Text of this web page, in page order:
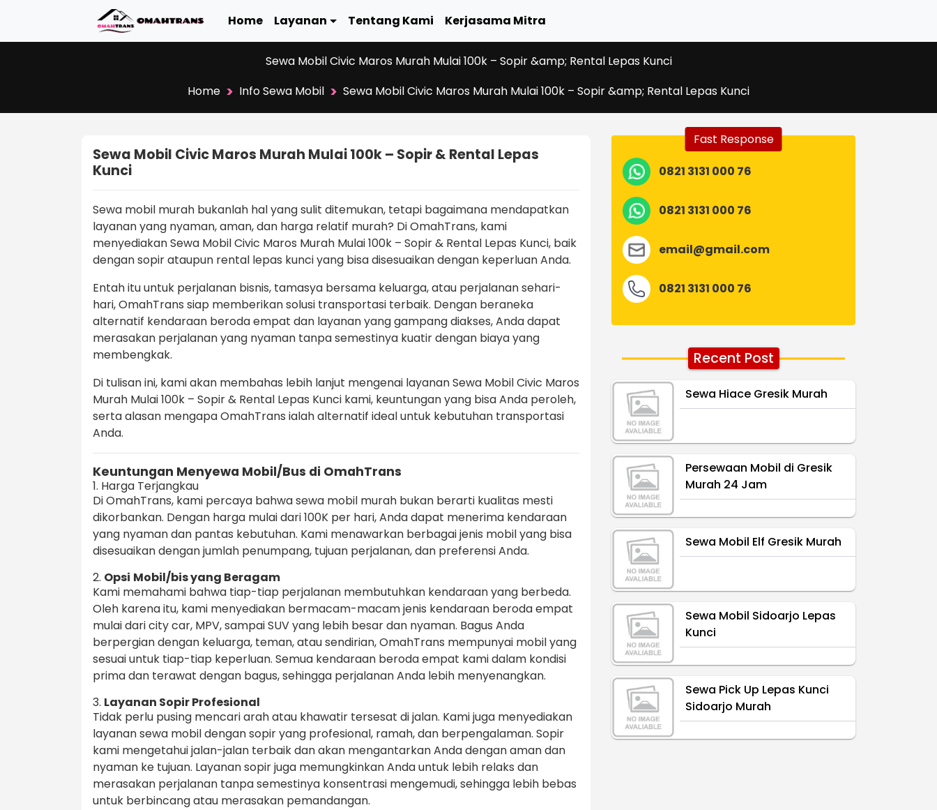
Home Layanan Tentang Kami Kerjasama Mitra
Sewa Mobil Civic Maros Murah Mulai 100k – Sopir &amp; Rental Lepas Kunci
Home > Info Sewa Mobil > Sewa Mobil Civic Maros Murah Mulai 100k – Sopir &amp; Rental Lepas Kunci
Sewa Mobil Civic Maros Murah Mulai 100k – Sopir & Rental Lepas
Kunci
Sewa mobil murah bukanlah hal yang sulit ditemukan, tetapi bagaimana mendapatkan
layanan yang nyaman, aman, dan harga relatif murah? Di OmahTrans, kami
menyediakan Sewa Mobil Civic Maros Murah Mulai 100k – Sopir & Rental Lepas Kunci, baik
dengan sopir ataupun rental lepas kunci yang bisa disesuaikan dengan keperluan Anda.
Entah itu untuk perjalanan bisnis, tamasya bersama keluarga, atau perjalanan sehari-
hari, OmahTrans siap memberikan solusi transportasi terbaik. Dengan beraneka
alternatif kendaraan beroda empat dan layanan yang gampang diakses, Anda dapat
merasakan perjalanan yang nyaman tanpa semestinya kuatir dengan biaya yang
membengkak.
Di tulisan ini, kami akan membahas lebih lanjut mengenai layanan Sewa Mobil Civic Maros
Murah Mulai 100k – Sopir & Rental Lepas Kunci kami, keuntungan yang bisa Anda peroleh,
serta alasan mengapa OmahTrans ialah alternatif ideal untuk kebutuhan transportasi
Anda.
Keuntungan Menyewa Mobil/Bus di OmahTrans
1. Harga Terjangkau
Di OmahTrans, kami percaya bahwa sewa mobil murah bukan berarti kualitas mesti
dikorbankan. Dengan harga mulai dari 100K per hari, Anda dapat menerima kendaraan
yang nyaman dan pantas kebutuhan. Kami menawarkan berbagai jenis mobil yang bisa
disesuaikan dengan jumlah penumpang, tujuan perjalanan, dan preferensi Anda.
2. Opsi Mobil/bis yang Beragam
Kami memahami bahwa tiap-tiap perjalanan membutuhkan kendaraan yang berbeda.
Oleh karena itu, kami menyediakan bermacam-macam jenis kendaraan beroda empat
mulai dari city car, MPV, sampai SUV yang lebih besar dan nyaman. Bagus Anda
berpergian dengan keluarga, teman, atau sendirian, OmahTrans mempunyai mobil yang
sesuai untuk tiap-tiap keperluan. Semua kendaraan beroda empat kami dalam kondisi
prima dan terawat dengan bagus, sehingga perjalanan Anda lebih menyenangkan.
3. Layanan Sopir Profesional
Tidak perlu pusing mencari arah atau khawatir tersesat di jalan. Kami juga menyediakan
layanan sewa mobil dengan sopir yang profesional, ramah, dan berpengalaman. Sopir
kami mengetahui jalan-jalan terbaik dan akan mengantarkan Anda dengan aman dan
nyaman ke tujuan. Layanan sopir juga memungkinkan Anda untuk lebih relaks dan
merasakan perjalanan tanpa semestinya konsentrasi mengemudi, sehingga lebih bebas
untuk berbincang atau merasakan pemandangan.
Fast Response
0821 3131 000 76
0821 3131 000 76
email@gmail.com
0821 3131 000 76
Recent Post
Sewa Hiace Gresik Murah
Persewaan Mobil di Gresik
Murah 24 Jam
Sewa Mobil Elf Gresik Murah
Sewa Mobil Sidoarjo Lepas
Kunci
Sewa Pick Up Lepas Kunci
Sidoarjo Murah